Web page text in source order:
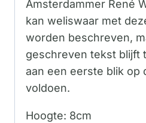
Amsterdammer René
kan weliswaar met
worden beschreven,
geschreven tekst blijft
aan een eerste blik op
voldoen.
Hoogte: 8cm